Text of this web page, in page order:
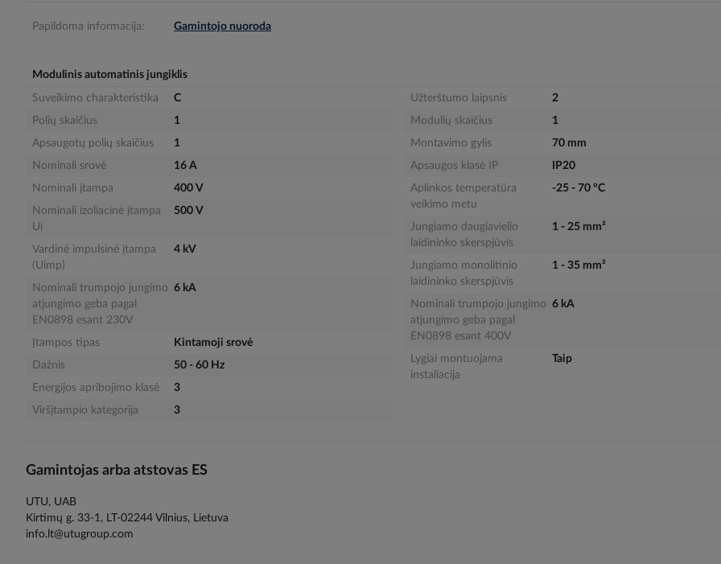
Papildoma informacija: Gamintojo nuoroda
Modulinis automatinis jungiklis
Suveikimo charakteristika
C
Polių skaičius
1
Apsaugotų polių skaičius
1
Nominali srovė
16 A
Nominali įtampa
400 V
Nominali izoliacinė įtampa
Ui
500 V
Vardinė impulsinė įtampa
(Uimp)
4 kV
Nominali trumpojo jungimo
atjungimo geba pagal
EN0898 esant 230V
6 kA
Įtampos tipas
Kintamoji srovė
Dažnis
50 - 60 Hz
Energijos apribojimo klasė
3
Viršįtampio kategorija
3
Užterštumo laipsnis
2
Modulių skaičius
1
Montavimo gylis
70 mm
Apsaugos klasė IP
IP20
Aplinkos temperatūra
veikimo metu
-25 - 70 °C
Jungiamo daugiavielio
laidininko skerspjūvis
1 - 25 mm²
Jungiamo monolitinio
laidininko skerspjūvis
1 - 35 mm²
Nominali trumpojo jungimo
atjungimo geba pagal
EN0898 esant 400V
6 kA
Lygiai montuojama
instaliacija
Taip
Gamintojas arba atstovas ES
UTU, UAB
Kirtimų g. 33-1, LT-02244 Vilnius, Lietuva
info.lt@utugroup.com